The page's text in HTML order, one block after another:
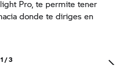
Pro, te permite tener
donde te diriges en
1 / 3